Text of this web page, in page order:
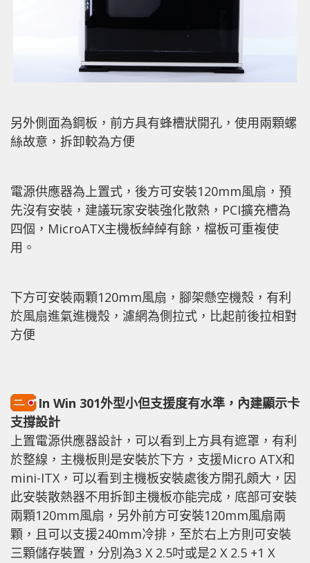
另外側面為鋼板，前方具有蜂槽狀開孔，使用兩顆螺
絲故意，拆卸較為方便
電源供應器為上置式，後方可安裝120mm風扇，預
先沒有安裝，建議玩家安裝強化散熱，PCI擴充槽為
四個，MicroATX主機板綽綽有餘，檔板可重複使
用。
下方可安裝兩顆120mm風扇，腳架懸空機殼，有利
於風扇進氣進機殼，濾網為側拉式，比起前後拉相對
方便
In Win 301外型小但支援度有水準，內建顯示卡
支撐設計
上置電源供應器設計，可以看到上方具有遮罩，有利
於整線，主機板則是安裝於下方，支援Micro ATX和
mini-ITX，可以看到主機板安裝處後方開孔頗大，因
此安裝散熱器不用拆卸主機板亦能完成，底部可安裝
兩顆120mm風扇，另外前方可安裝120mm風扇兩
顆，且可以支援240mm冷排，至於右上方則可安裝
三顆儲存裝置，分別為3 X 2.5吋或是2 X 2.5 +1 X